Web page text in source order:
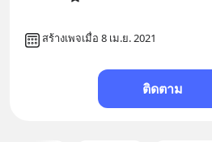
สร้างเพจเมื่อ 8 เม.ย. 2021
ติดตาม